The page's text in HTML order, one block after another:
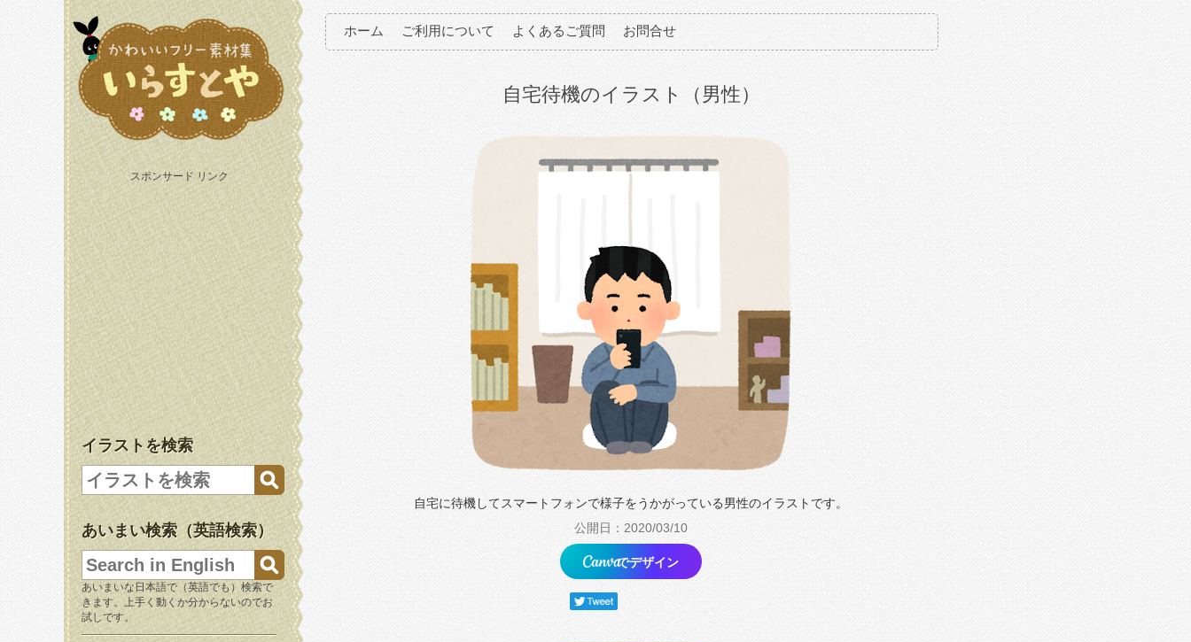
スポンサード リンク
イラストを検索
あいまい検索（英語検索）
あいまいな日本語で（英語でも）検索で
きます。上手く動くか分からないのでお
試しです。
ホーム ご利用について よくあるご質問 お問合せ
自宅待機のイラスト（男性）
自宅に待機してスマートフォンで様子をうかがっている男性のイラストです。
公開日：2020/03/10
でデザイン